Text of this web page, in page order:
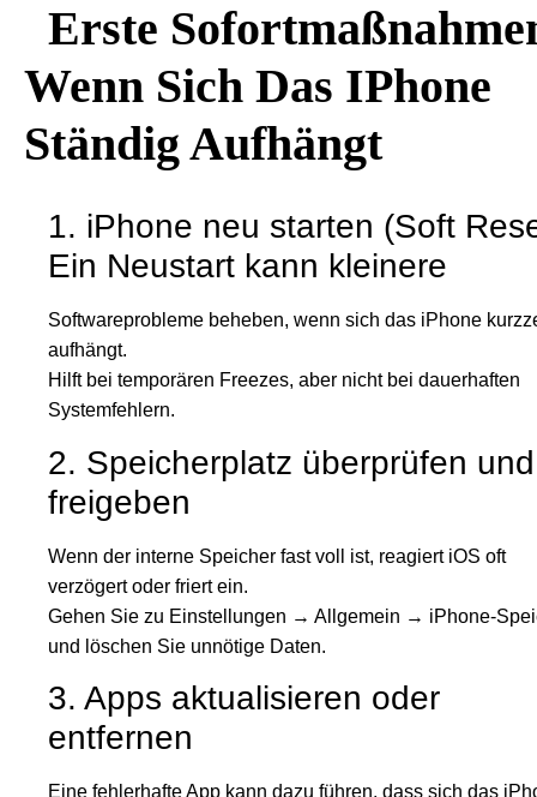
Erste
Wenn Sich Das IPhone
Ständig Aufhängt
1. iPhone neu starten (Soft
Ein Neustart kann kleinere
Softwareprobleme beheben, wenn sich das iPhone
aufhängt.
Hilft bei temporären Freezes, aber nicht bei dauerhaften
Systemfehlern.
2. Speicherplatz überprüfen und
freigeben
Wenn der interne Speicher fast voll ist, reagiert iOS oft
verzögert oder friert ein.
Gehen Sie zu Einstellungen → Allgemein → iPhone-
und löschen Sie unnötige Daten.
3. Apps aktualisieren oder
entfernen
Eine fehlerhafte App kann dazu führen, dass sich das